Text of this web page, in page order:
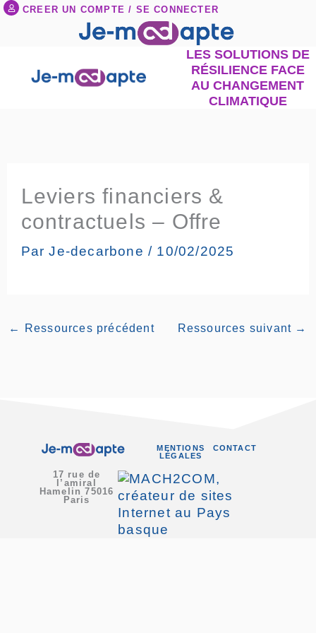
AllerCREER UN COMPTE / SE CONNECTER
LES SOLUTIONS DE
RÉSILIENCE FACE
AU CHANGEMENT
CLIMATIQUE
Leviers financiers &
contractuels – Offre
ParJe-decarbone / 10/02/2025
← Ressources précédent Ressources suivant →
MENTIONS
LÉGALES
CONTACT
17 rue de
l’amiral
Hamelin 75016
Paris